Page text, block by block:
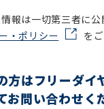
報は一切第三者に
・ポリシー を
方はフリーダイ
お問い合わせく